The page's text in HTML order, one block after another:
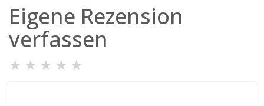
Eigene Rezension
verfassen
★ ★ ★ ★ ★